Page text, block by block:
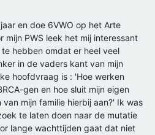
en doe 6VWO op het Arte
mijn PWS leek het mij interessant
hebben omdat er heel veel
in de vaders kant van mijn
hoofdvraag is : 'Hoe werken
gen en hoe sluit mijn eigen
mijn familie hierbij aan?' Ik was
te laten doen naar de mutatie
lange wachttijden gaat dat niet